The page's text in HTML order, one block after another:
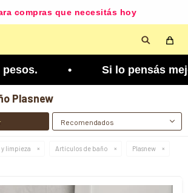
compras que necesitás hoy
pesos. • Si lo pensás mejor,
Plasnew
Recomendados
y limpieza Artículos de baño Plasnew